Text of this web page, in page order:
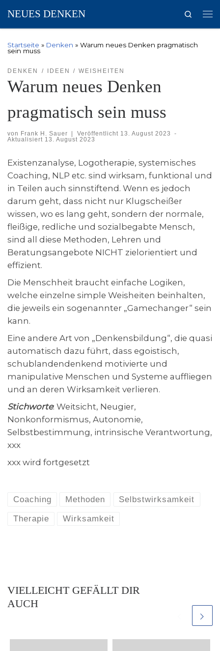
Zum Inhalt springen
NEUES DENKEN
Search
Startseite » Denken » Warum neues Denken pragmatisch
sein muss
DENKEN IDEEN WEISHEITEN
Warum neues Denken
pragmatisch sein muss
von Frank H. Sauer | Veröffentlicht 13. August 2023
-
Aktualisiert 13. August 2023
Existenzanalyse, Logotherapie, systemisches
Coaching, NLP etc. sind wirksam, funktional und
in Teilen auch sinnstiftend. Wenn es jedoch
darum geht, dass nicht nur Klugscheißer
wissen, wo es lang geht, sondern der normale,
fleißige, redliche und sozialbegabte Mensch,
sind all diese Methoden, Lehren und
Beratungsangebote NICHT zielorientiert und
effizient.
Die Menschheit braucht einfache Logiken,
welche einzelne simple Weisheiten beinhalten,
die jeweils ein sogenannter „Gamechanger“ sein
kann.
Eine andere Art von „Denkensbildung“, die quasi
automatisch dazu führt, dass egoistisch,
schublandendenkend motivierte und
manipulative Menschen und Systeme auffliegen
und an deren Wirksamkeit verlieren.
Stichworte: Weitsicht, Neugier,
Nonkonformismus, Autonomie,
Selbstbestimmung, intrinsische Verantwortung,
xxx
xxx wird fortgesetzt
Coaching Methoden Selbstwirksamkeit
Therapie Wirksamkeit
VIELLEICHT GEFÄLLT DIR
AUCH